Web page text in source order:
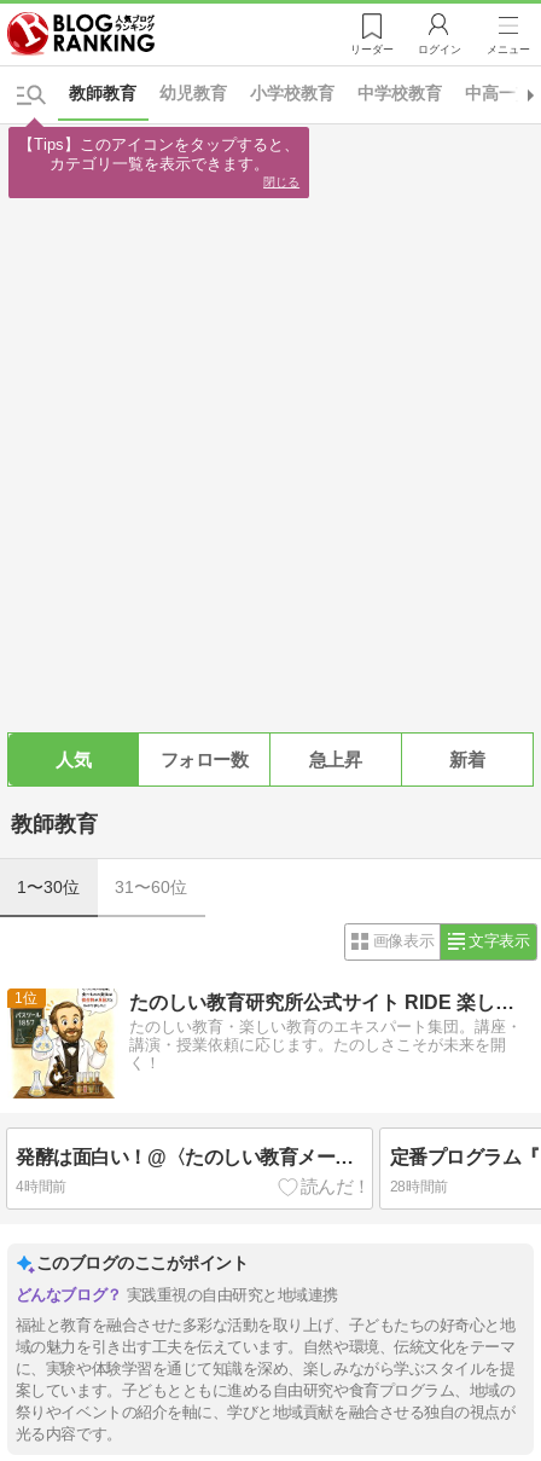
リーダー ログイン メニュー
幼児教育 小学校教育 中学校教育 中高一貫
教師教育
人気 フォロー数 急上昇 新着
教師教育
1〜30位 31〜60位
画像表示 文字表示
1 たのしい教育研究所公式サイト RIDE 楽しい教育研究所
たのしい教育・楽しい教育のエキスパート集団。講座・
講演・授業依頼に応じます。たのしさこそが未来を開
く！
発酵は面白い！@〈たのしい教育メールマガジン〉最新刊の反響から新プランの基礎研究〈見えない生き物たちの世界〉
4時間前 28時間前
このブログのここがポイント
実践重視の自由研究と地域連携
福祉と教育を融合させた多彩な活動を取り上げ、子どもたちの好奇心と地
域の魅力を引き出す工夫を伝えています。自然や環境、伝統文化をテーマ
に、実験や体験学習を通じて知識を深め、楽しみながら学ぶスタイルを提
案しています。子どもとともに進める自由研究や食育プログラム、地域の
祭りやイベントの紹介を軸に、学びと地域貢献を融合させる独自の視点が
光る内容です。
【Tips】このアイコンをタップすると、
カテゴリ一覧を表示できます。
閉じる